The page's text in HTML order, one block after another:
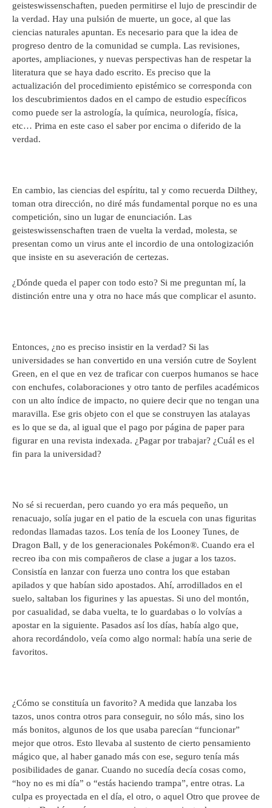
geisteswissenschaften, pueden permitirse el lujo de prescindir de
la verdad. Hay una pulsión de muerte, un goce, al que las
ciencias naturales apuntan. Es necesario para que la idea de
progreso dentro de la comunidad se cumpla. Las revisiones,
aportes, ampliaciones, y nuevas perspectivas han de respetar la
literatura que se haya dado escrito. Es preciso que la
actualización del procedimiento epistémico se corresponda con
los descubrimientos dados en el campo de estudio específicos
como puede ser la astrología, la química, neurología, física,
etc… Prima en este caso el saber por encima o diferido de la
verdad.
En cambio, las ciencias del espíritu, tal y como recuerda Dilthey,
toman otra dirección, no diré más fundamental porque no es una
competición, sino un lugar de enunciación. Las
geisteswissenschaften traen de vuelta la verdad, molesta, se
presentan como un virus ante el incordio de una ontologización
que insiste en su aseveración de certezas.
¿Dónde queda el paper con todo esto? Si me preguntan mí, la
distinción entre una y otra no hace más que complicar el asunto.
Entonces, ¿no es preciso insistir en la verdad? Si las
universidades se han convertido en una versión cutre de Soylent
Green, en el que en vez de traficar con cuerpos humanos se hace
con enchufes, colaboraciones y otro tanto de perfiles académicos
con un alto índice de impacto, no quiere decir que no tengan una
maravilla. Ese gris objeto con el que se construyen las atalayas
es lo que se da, al igual que el pago por página de paper para
figurar en una revista indexada. ¿Pagar por trabajar? ¿Cuál es el
fin para la universidad?
No sé si recuerdan, pero cuando yo era más pequeño, un
renacuajo, solía jugar en el patio de la escuela con unas figuritas
redondas llamadas tazos. Los tenía de los Looney Tunes, de
Dragon Ball, y de los generacionales Pokémon®. Cuando era el
recreo iba con mis compañeros de clase a jugar a los tazos.
Consistía en lanzar con fuerza uno contra los que estaban
apilados y que habían sido apostados. Ahí, arrodillados en el
suelo, saltaban los figurines y las apuestas. Si uno del montón,
por casualidad, se daba vuelta, te lo guardabas o lo volvías a
apostar en la siguiente. Pasados así los días, había algo que,
ahora recordándolo, veía como algo normal: había una serie de
favoritos.
¿Cómo se constituía un favorito? A medida que lanzaba los
tazos, unos contra otros para conseguir, no sólo más, sino los
más bonitos, algunos de los que usaba parecían “funcionar”
mejor que otros. Esto llevaba al sustento de cierto pensamiento
mágico que, al haber ganado más con ese, seguro tenía más
posibilidades de ganar. Cuando no sucedía decía cosas como,
“hoy no es mi día” o “estás haciendo trampa”, entre otras. La
culpa es proyectada en el día, el otro, o aquel Otro que provee de